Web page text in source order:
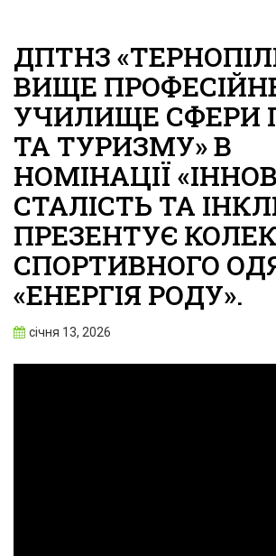
ДПТНЗ
ВИЩЕ
УЧИЛИЩЕ СФЕРИ
ТА ТУРИЗМУ» В
НОМІНАЦІЇ
СТАЛІСТЬ ТА
ПРЕЗЕНТУЄ
СПОРТИВНОГО
«ЕНЕРГІЯ РОДУ».
січня 13, 2026